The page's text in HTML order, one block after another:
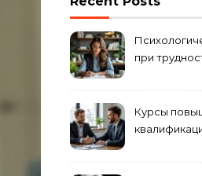
при
Курсы